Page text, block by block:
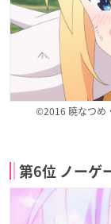
©2016 暁なつめ
第6位 ノーゲ